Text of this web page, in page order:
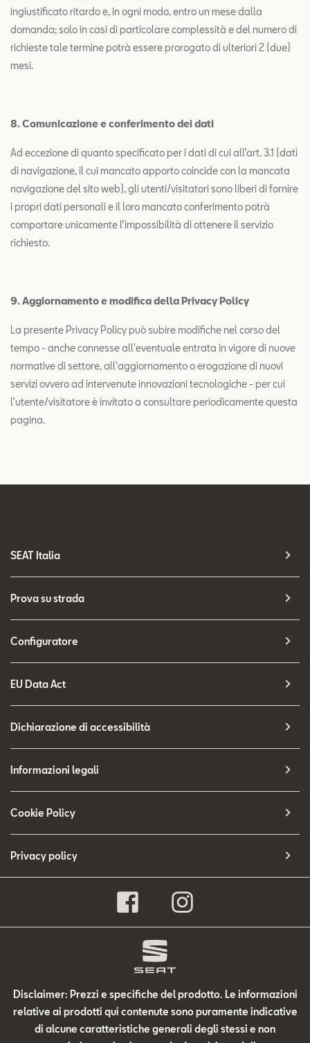
ingiustificato ritardo e, in ogni modo, entro un mese dalla
domanda; solo in casi di particolare complessità e del numero di
richieste tale termine potrà essere prorogato di ulteriori 2 (due)
mesi.
8. Comunicazione e conferimento dei dati
Ad eccezione di quanto specificato per i dati di cui all’art. 3.1 (dati
di navigazione, il cui mancato apporto coincide con la mancata
navigazione del sito web), gli utenti/visitatori sono liberi di fornire
i propri dati personali e il loro mancato conferimento potrà
comportare unicamente l’impossibilità di ottenere il servizio
richiesto.
9. Aggiornamento e modifica della Privacy Policy
La presente Privacy Policy può subire modifiche nel corso del
tempo - anche connesse all'eventuale entrata in vigore di nuove
normative di settore, all'aggiornamento o erogazione di nuovi
servizi ovvero ad intervenute innovazioni tecnologiche - per cui
l’utente/visitatore è invitato a consultare periodicamente questa
pagina.
SEAT Italia
Prova su strada
Configuratore
EU Data Act
Dichiarazione di accessibilità
Informazioni legali
Cookie Policy
Privacy policy
Disclaimer: Prezzi e specifiche del prodotto. Le informazioni
relative ai prodotti qui contenute sono puramente indicative
di alcune caratteristiche generali degli stessi e non